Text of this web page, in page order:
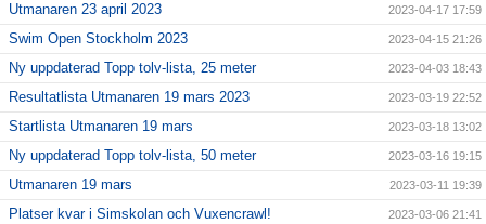
Utmanaren 23 april 2023 2023-04-17 17:59
Swim Open Stockholm 2023 2023-04-15 21:26
Ny uppdaterad Topp tolv-lista, 25 meter 2023-04-03 18:43
Resultatlista Utmanaren 19 mars 2023 2023-03-19 22:52
Startlista Utmanaren 19 mars 2023-03-18 13:02
Ny uppdaterad Topp tolv-lista, 50 meter 2023-03-16 19:15
Utmanaren 19 mars 2023-03-11 19:39
Platser kvar i Simskolan och Vuxencrawl! 2023-03-06 21:41